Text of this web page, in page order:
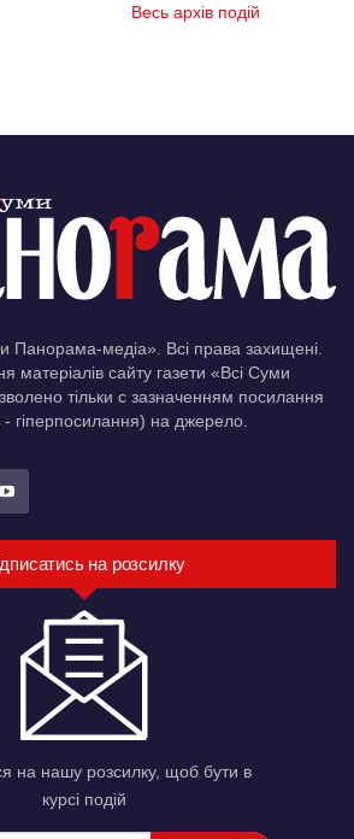
Весь архів подій
Панорама-медіа». Всі права захищені.
матеріалів сайту газети «Всі Суми
тільки c зазначенням посилання
- гіперпосилання) на джерело.
на розсилку
на нашу розсилку, щоб бути в
курсі подій